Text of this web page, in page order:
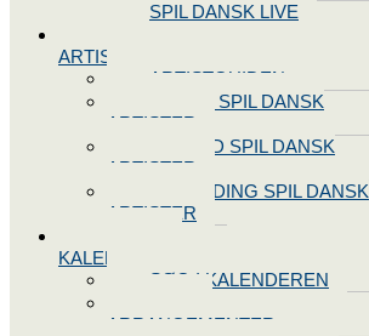
SPIL DANSK LIVE
ARTISTER
ARTISTGUIDEN
VORES SPIL DANSK
ARTISTER
LOG IND SPIL DANSK
ARTISTER
TILMELDING SPIL DANSK
ARTISTER
KALENDEREN
SØG I KALENDEREN
ARRANGEMENTER